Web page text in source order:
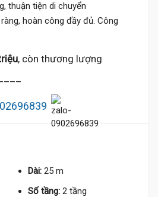
thuận tiện di chuyển
hoàn công đầy đủ. Công
, còn thương lượng
Dài: 25 m
Số tầng: 2 tầng